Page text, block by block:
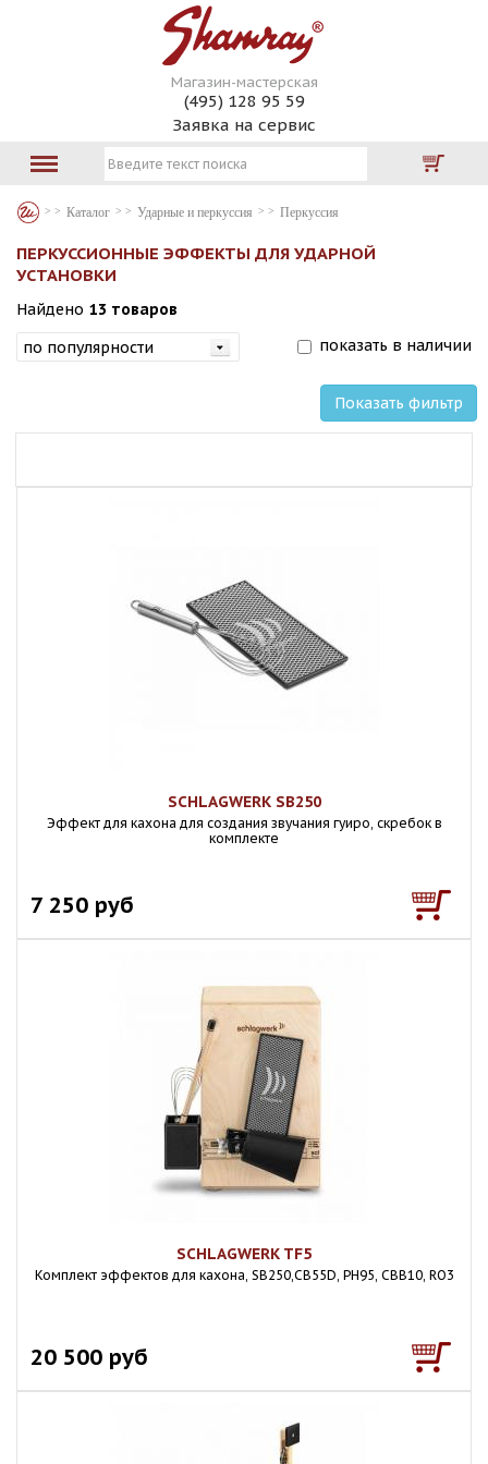
Магазин-мастерская
(495) 128 95 59
Заявка на сервис
Каталог Ударные и перкуссия Перкуссия
ПЕРКУССИОННЫЕ ЭФФЕКТЫ ДЛЯ УДАРНОЙ
УСТАНОВКИ
Найдено 13 товаров
показать в наличии
Показать фильтр
SCHLAGWERK SB250
Эффект для кахона для создания звучания гуиро, скребок в
комплекте
7 250 руб
SCHLAGWERK TF5
Комплект эффектов для кахона, SB250,CB55D, PH95, CBB10, RO3
20 500 руб